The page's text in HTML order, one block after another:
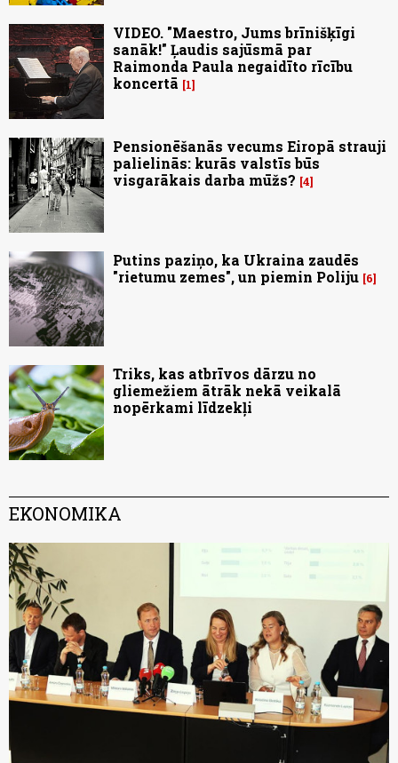
VIDEO. "Maestro, Jums brīnišķīgi
sanāk!" Ļaudis sajūsmā par
Raimonda Paula negaidīto rīcību
koncertā
1
Pensionēšanās vecums Eiropā strauji
palielinās: kurās valstīs būs
visgarākais darba mūžs? 4
Putins paziņo, ka Ukraina zaudēs
"rietumu zemes", un piemin Poliju 6
Triks, kas atbrīvos dārzu no
gliemežiem ātrāk nekā veikalā
nopērkami līdzekļi
EKONOMIKA